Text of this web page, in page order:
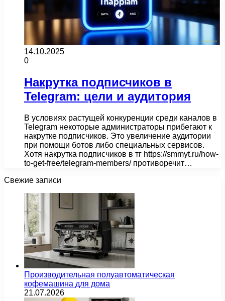
14.10.2025
0
Накрутка подписчиков в
Telegram: цели и аудитория
В условиях растущей конкуренции среди каналов в
Telegram некоторые администраторы прибегают к
накрутке подписчиков. Это увеличение аудитории
при помощи ботов либо специальных сервисов.
Хотя накрутка подписчиков в тг https://smmyt.ru/how-
to-get-free/telegram-members/ противоречит…
Свежие записи
Производительная полуавтоматическая
кофемашина для дома
21.07.2026